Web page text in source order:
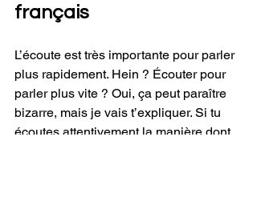
français
L’écoute est très importante pour parler
plus rapidement. Hein ? Écouter pour
parler plus vite ? Oui, ça peut paraître
bizarre, mais je vais t’expliquer. Si tu
écoutes attentivement la manière dont